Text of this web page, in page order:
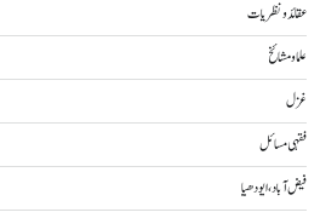
عقائد و نظریات
علما و مشائخ
غزل
فقہی مسائل
فیض آباد، ایودھیا